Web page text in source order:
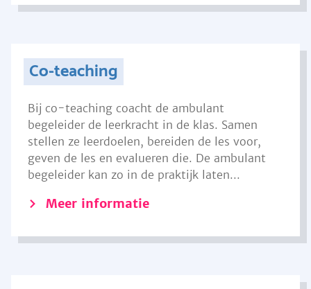
Co-teaching
Bij co-teaching coacht de ambulant
begeleider de leerkracht in de klas. Samen
stellen ze leerdoelen, bereiden de les voor,
geven de les en evalueren die. De ambulant
begeleider kan zo in de praktijk laten...
Meer informatie